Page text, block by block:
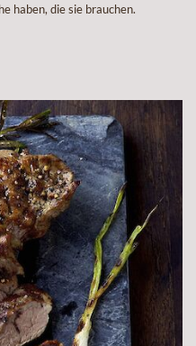
haben, die sie brauchen.